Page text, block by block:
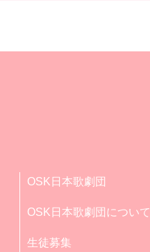
OSK日本歌劇団
OSK日本歌劇団について
生徒募集